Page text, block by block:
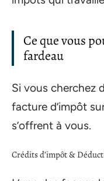
Ce que vous
fardeau
Si vous cherchez
facture d’impôt
s’offrent à vous.
Crédits d’impôt &